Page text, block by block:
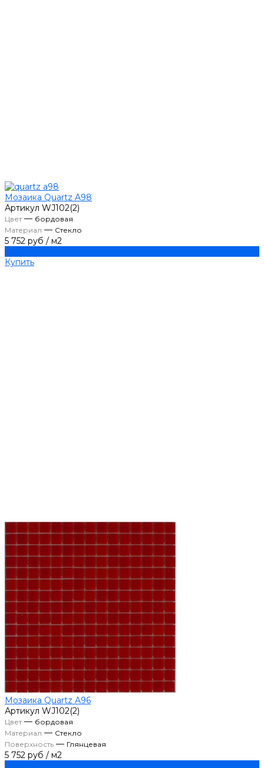
Мозаика Quartz A98
Артикул WJ102(2)
Цвет— бордовая
Материал — Стекло
5 752 руб / м2
Купить
Мозаика Quartz A96
Артикул WJ102(2)
Цвет— бордовая
Материал — Стекло
Поверхность — Глянцевая
5 752 руб / м2